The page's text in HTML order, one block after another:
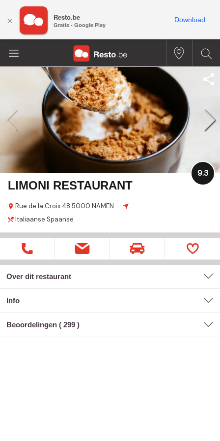
LIMONI RESTAURANT
Rue de la Croix 48 5000 NAMEN
9.3
Italiaanse Spaanse
Over dit restaurant
Info
Beoordelingen ( 299 )
× Resto.be
Gratis - Google Play
Download